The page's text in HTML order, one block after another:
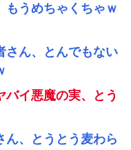
もうめちゃくちゃｗ
さん、とんでもない
バイ悪魔の実、とう
ん、とうとう麦わら